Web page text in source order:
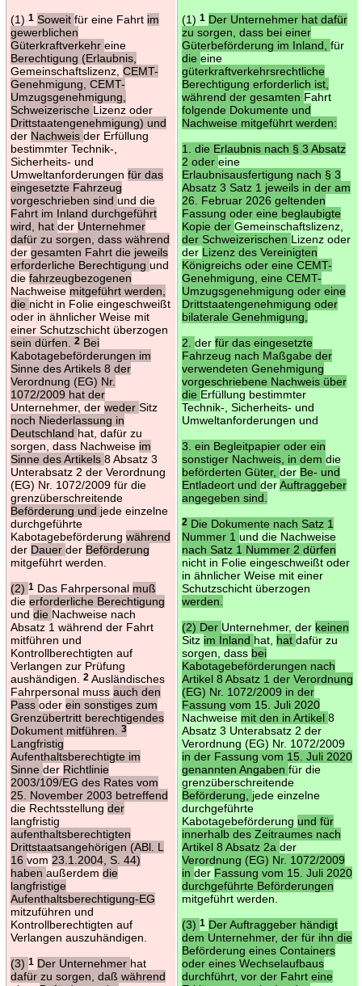
(1) 1 Soweit für eine Fahrt im
gewerblichen
Güterkraftverkehr eine
Berechtigung (Erlaubnis,
Gemeinschaftslizenz, CEMT-
Genehmigung, CEMT-
Umzugsgenehmigung,
Schweizerische Lizenz oder
Drittstaatengenehmigung) und
der Nachweis der Erfüllung
bestimmter Technik-,
Sicherheits- und
Umweltanforderungen für das
eingesetzte Fahrzeug
vorgeschrieben sind und die
Fahrt im Inland durchgeführt
wird, hat der Unternehmer
dafür zu sorgen, dass während
der gesamten Fahrt die jeweils
erforderliche Berechtigung und
die fahrzeugbezogenen
Nachweise mitgeführt werden,
die nicht in Folie eingeschweißt
oder in ähnlicher Weise mit
einer Schutzschicht überzogen
sein dürfen.
2Bei
Kabotagebeförderungen im
Sinne des Artikels 8 der
Verordnung (EG) Nr.
1072/2009 hat der
Unternehmer, der weder Sitz
noch Niederlassung in
Deutschland hat, dafür zu
sorgen, dass Nachweise im
Sinne des Artikels 8 Absatz 3
Unterabsatz 2 der Verordnung
(EG) Nr. 1072/2009 für die
grenzüberschreitende
Beförderung und jede einzelne
durchgeführte
Kabotagebeförderung während
der Dauer der Beförderung
mitgeführt werden.
(2) 1Das Fahrpersonal muß
die erforderliche Berechtigung
und die Nachweise nach
Absatz 1 während der Fahrt
mitführen und
Kontrollberechtigten auf
Verlangen zur Prüfung
aushändigen.
2Ausländisches
Fahrpersonal muss auch den
Pass oder ein sonstiges zum
Grenzübertritt berechtigendes
Dokument mitführen.
3
Langfristig
Aufenthaltsberechtigte im
Sinne der Richtlinie
2003/109/EG des Rates vom
25. November 2003 betreffend
die Rechtsstellung der
langfristig
aufenthaltsberechtigten
Drittstaatsangehörigen (ABl. L
16 vom 23.1.2004, S. 44)
haben außerdem die
langfristige
Aufenthaltsberechtigung-EG
mitzuführen und
Kontrollberechtigten auf
Verlangen auszuhändigen.
(3) 1 Der Unternehmer hat
dafür zu sorgen, daß während
(1) 1 Der Unternehmer hat dafür
zu sorgen, dass bei einer
Güterbeförderung im Inland, für
die eine
güterkraftverkehrsrechtliche
Berechtigung erforderlich ist,
während der gesamten Fahrt
folgende Dokumente und
Nachweise mitgeführt werden:
1. die Erlaubnis nach § 3 Absatz
2 oder eine
Erlaubnisausfertigung nach § 3
Absatz 3 Satz 1 jeweils in der am
26. Februar 2026 geltenden
Fassung oder eine beglaubigte
Kopie der Gemeinschaftslizenz,
der Schweizerischen Lizenz oder
der Lizenz des Vereinigten
Königreichs oder eine CEMT-
Genehmigung, eine CEMT-
Umzugsgenehmigung oder eine
Drittstaatengenehmigung oder
bilaterale Genehmigung,
2. der für das eingesetzte
Fahrzeug nach Maßgabe der
verwendeten Genehmigung
vorgeschriebene Nachweis über
die Erfüllung bestimmter
Technik-, Sicherheits- und
Umweltanforderungen und
3. ein Begleitpapier oder ein
sonstiger Nachweis, in dem die
beförderten Güter, der Be- und
Entladeort und derAuftraggeber
angegeben sind.
2Die Dokumente nach Satz 1
Nummer 1 und die Nachweise
nach Satz 1 Nummer 2 dürfen
nicht in Folie eingeschweißt oder
in ähnlicher Weise mit einer
Schutzschicht überzogen
werden.
(2) Der Unternehmer, der keinen
Sitz im Inland hat, hat dafür zu
sorgen, dass bei
Kabotagebeförderungen nach
Artikel 8 Absatz 1 der Verordnung
(EG) Nr. 1072/2009 in der
Fassung vom 15. Juli 2020
Nachweise mit den in Artikel 8
Absatz 3 Unterabsatz 2 der
Verordnung (EG) Nr. 1072/2009
in der Fassung vom 15. Juli 2020
genannten Angaben für die
grenzüberschreitende
Beförderung, jede einzelne
durchgeführte
Kabotagebeförderung und für
innerhalb des Zeitraumes nach
Artikel 8 Absatz 2a der
Verordnung (EG) Nr. 1072/2009
in der Fassung vom 15. Juli 2020
durchgeführte Beförderungen
mitgeführt werden.
(3) 1 Der Auftraggeber händigt
dem Unternehmer, der für ihn die
Beförderung eines Containers
oder eines Wechselaufbaus
durchführt, vor der Fahrt eine